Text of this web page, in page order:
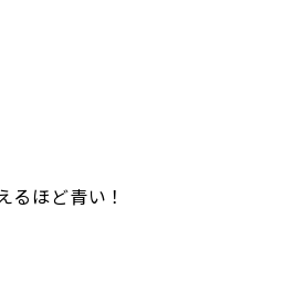
るほど青い！